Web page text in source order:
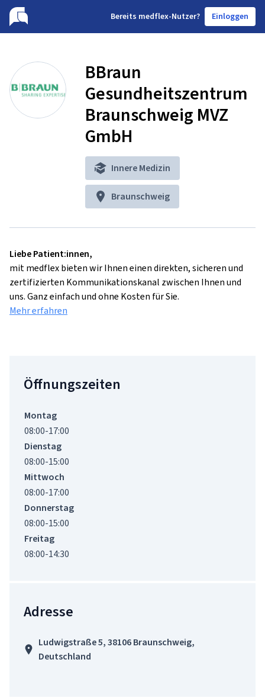
Bereits medflex-Nutzer? Einloggen
BBraun
Gesundheitszentrum
Braunschweig MVZ
GmbH
Innere Medizin
Braunschweig
Liebe Patient:innen,
mit medflex bieten wir Ihnen einen direkten, sicheren und
zertifizierten Kommunikationskanal zwischen Ihnen und
uns. Ganz einfach und ohne Kosten für Sie.
Mehr erfahren
Öffnungszeiten
Montag
08:00-17:00
Dienstag
08:00-15:00
Mittwoch
08:00-17:00
Donnerstag
08:00-15:00
Freitag
08:00-14:30
Adresse
Ludwigstraße 5, 38106 Braunschweig,
Deutschland